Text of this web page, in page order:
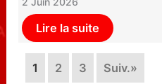
Lire la suite
1 2 3 Suiv.»